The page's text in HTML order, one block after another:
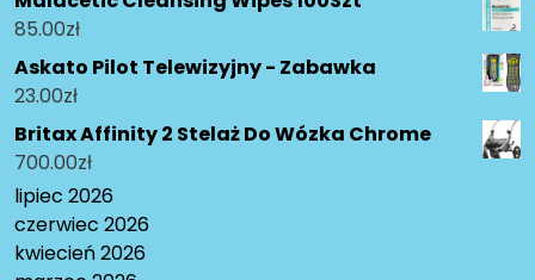
85.00zł
Askato Pilot Telewizyjny - Zabawka
23.00zł
Britax Affinity 2 Stelaż Do Wózka Chrome
700.00zł
lipiec 2026
czerwiec 2026
kwiecień 2026